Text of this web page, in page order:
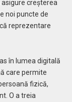
creşterea
noi puncte de
reprezentare
în lumea digitală
care permite
fizică,
O a treia